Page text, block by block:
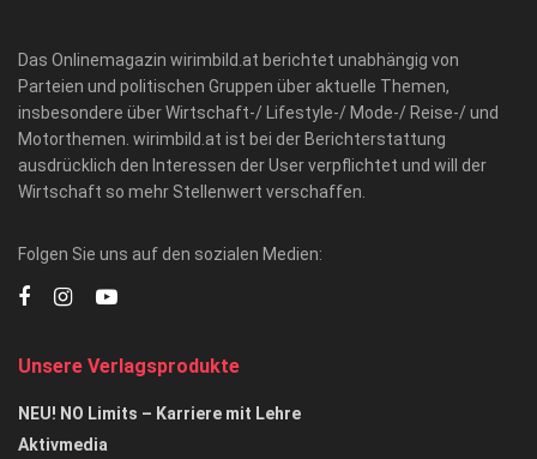
Das Onlinemagazin wirimbild.at berichtet unabhängig von
Parteien und politischen Gruppen über aktuelle Themen,
insbesondere über Wirtschaft-/ Lifestyle-/ Mode-/ Reise-/ und
Motorthemen. wirimbild.at ist bei der Berichterstattung
ausdrücklich den Interessen der User verpflichtet und will der
Wirtschaft so mehr Stellenwert verschaffen.
Folgen Sie uns auf den sozialen Medien:
Unsere Verlagsprodukte
NEU! NO Limits – Karriere mit Lehre
Aktivmedia